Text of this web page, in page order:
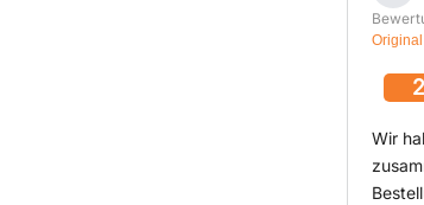
2
Wir